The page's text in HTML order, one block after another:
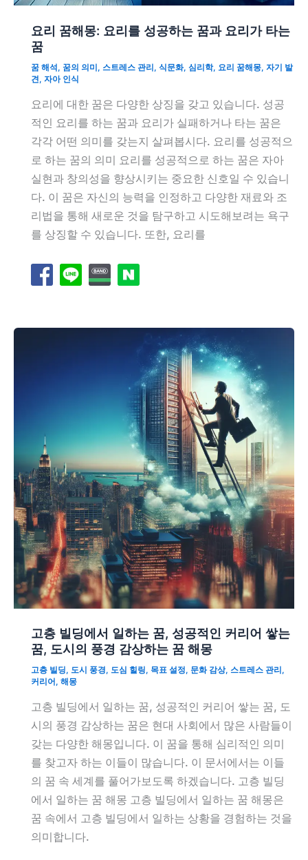
요리 꿈해몽: 요리를 성공하는 꿈과 요리가 타는
꿈
꿈 해석 , 꿈의 의미 , 스트레스 관리 , 식문화, 심리학, 요리 꿈해몽, 자기 발
견, 자아 인식
요리에 대한 꿈은 다양한 상징을 갖고 있습니다. 성공
적인 요리를 하는 꿈과 요리가 실패하거나 타는 꿈은
각각 어떤 의미를 갖는지 살펴봅시다. 요리를 성공적으
로 하는 꿈의 의미 요리를 성공적으로 하는 꿈은 자아
실현과 창의성을 향상시키는 중요한 신호일 수 있습니
다. 이 꿈은 자신의 능력을 인정하고 다양한 재료와 조
리법을 통해 새로운 것을 탐구하고 시도해보려는 욕구
를 상징할 수 있습니다. 또한, 요리를
고층 빌딩에서 일하는 꿈, 성공적인 커리어 쌓는
꿈, 도시의 풍경 감상하는 꿈 해몽
고층 빌딩, 도시 풍경, 도심 힐링, 목표 설정, 문화 감상, 스트레스 관리 ,
커리어 , 해몽
고층 빌딩에서 일하는 꿈, 성공적인 커리어 쌓는 꿈, 도
시의 풍경 감상하는 꿈은 현대 사회에서 많은 사람들이
갖는 다양한 해몽입니다. 이 꿈을 통해 심리적인 의미
를 찾고자 하는 이들이 많습니다. 이 문서에서는 이들
의 꿈 속 세계를 풀어가보도록 하겠습니다. 고층 빌딩
에서 일하는 꿈 해몽 고층 빌딩에서 일하는 꿈 해몽은
꿈 속에서 고층 빌딩에서 일하는 상황을 경험하는 것을
의미합니다.